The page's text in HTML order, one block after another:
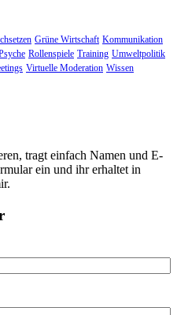
Grüne Wirtschaft Kommunikation
Rollenspiele Training Umweltpolitik
Virtuelle Moderation Wissen
tragt einfach Namen und E-
ein und ihr erhaltet in